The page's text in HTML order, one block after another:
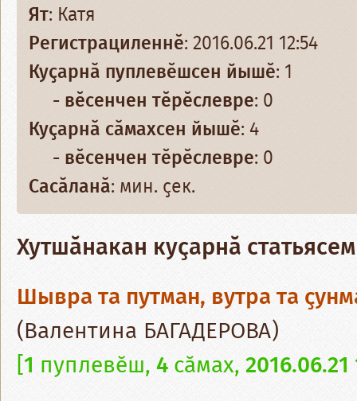
Ят: Катя
Регистрациленнӗ: 2016.06.21 12:54
Куҫарнӑ пуплевӗшсен йышӗ: 1
- вӗсенчен тӗрӗслевре: 0
Куҫарнӑ сӑмахсен йышӗ: 4
- вӗсенчен тӗрӗслевре: 0
Сасӑланӑ: мин. ҫек.
Хутшӑнакан куҫарнӑ статьясем
Шывра та путман, вутра та
(Валентина БАГАДЕРОВА)
[1 пуплевӗш,4cӑмах,2016.06.21